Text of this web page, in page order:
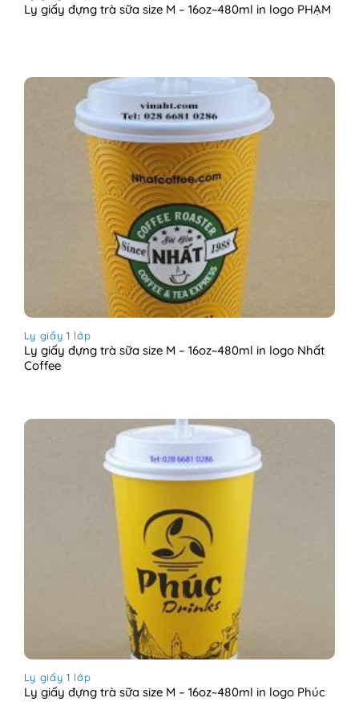
Ly giấy đựng trà sữa size M – 16oz~480ml in logo PHẠM
Ly giấy 1 lớp
Ly giấy đựng trà sữa size M – 16oz~480ml in logo Nhất
Coffee
Ly giấy 1 lớp
Ly giấy đựng trà sữa size M – 16oz~480ml in logo Phúc